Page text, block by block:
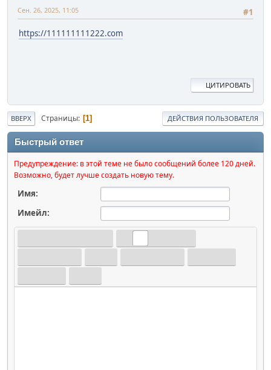
#1
Сен. 26, 2025, 11:05
https://111111111222.com
ЦИТИРОВАТЬ
ВВЕРХ Страницы 1 ДЕЙСТВИЯ ПОЛЬЗОВАТЕЛЯ
Быстрый ответ
Предупреждение: в этой теме не было сообщений более 120 дней.
Возможно, будет лучше создать новую тему.
Имя:
Имейл: